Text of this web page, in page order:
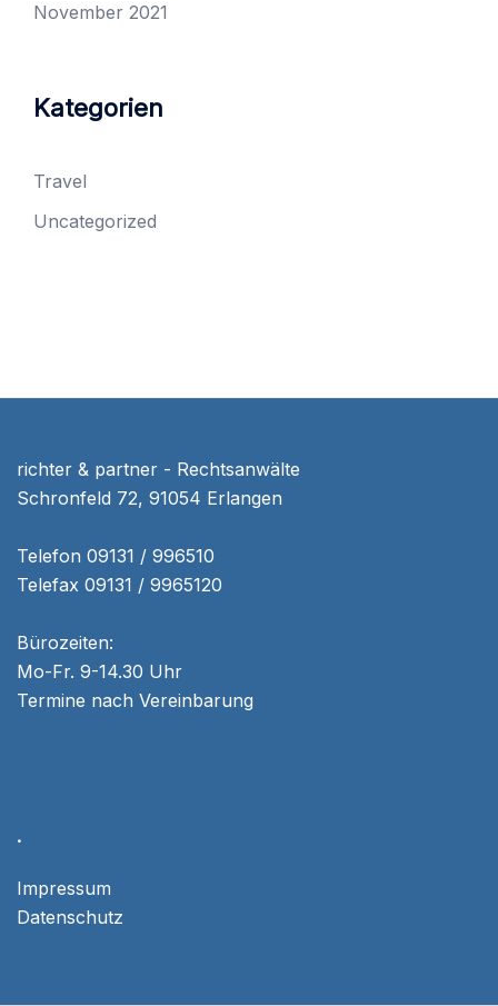
November 2021
Kategorien
Travel
Uncategorized
richter & partner - Rechtsanwälte
Schronfeld 72, 91054 Erlangen
Telefon 09131 / 996510
Telefax 09131 / 9965120
Bürozeiten:
Mo-Fr. 9-14.30 Uhr
Termine nach Vereinbarung
.
Impressum
Datenschutz